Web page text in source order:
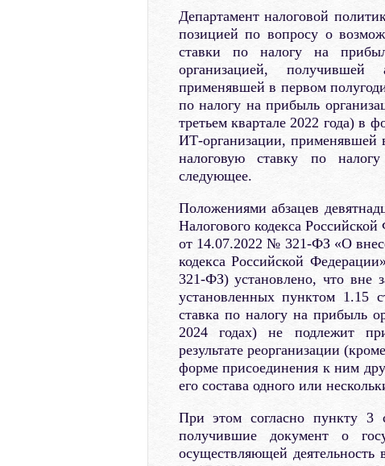
Департамент налоговой
позицией по вопросу о
ставки по налогу на
организацией,
применявшей в первом
по налогу на прибыль
третьем квартале 2022 года) в
ИТ-организации, применявшей
налоговую ставку по
следующее.
Положениями абзацев
Налогового кодекса
от 14.07.2022 № 321-ФЗ «О
кодекса Российской
321-ФЗ) установлено, что вне
установленных пунктом 1.15
ставка по налогу на прибыль
2024 годах) не подлежит
результате реорганизации
форме присоединения к ним
его состава одного или
При этом согласно пункту 3
получившие документ о
осуществляющей